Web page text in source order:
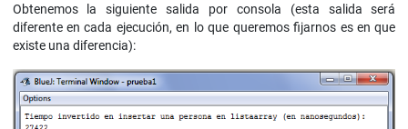
Obtenemos la siguiente salida por consola (esta salida será
diferente en cada ejecución, en lo que queremos fijarnos es en que
existe una diferencia):